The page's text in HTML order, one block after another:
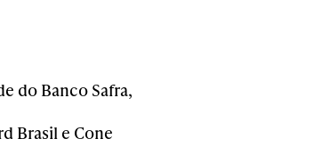
do Banco Safra,
Brasil e Cone